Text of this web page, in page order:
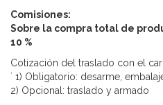
Comisiones:
Sobre la compra total de
10 %
Cotización del traslado con el
´ 1) Obligatorio: desarme,
2) Opcional: traslado y armado